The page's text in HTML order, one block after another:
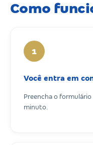
Como
1
Você entra em
Preencha o
minuto.